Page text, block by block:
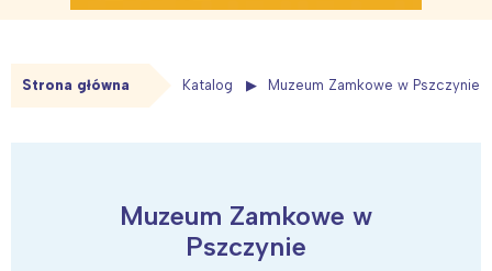
Strona główna Katalog Muzeum Zamkowe w Pszczynie
Muzeum Zamkowe w
Pszczynie